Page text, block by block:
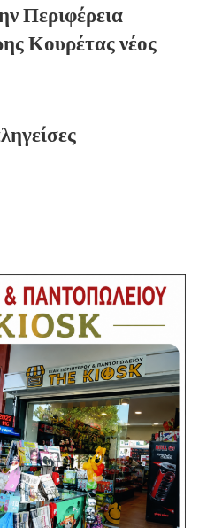
Περιφέρεια
Κουρέτας νέος